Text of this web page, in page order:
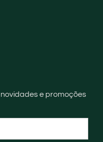
e promoções